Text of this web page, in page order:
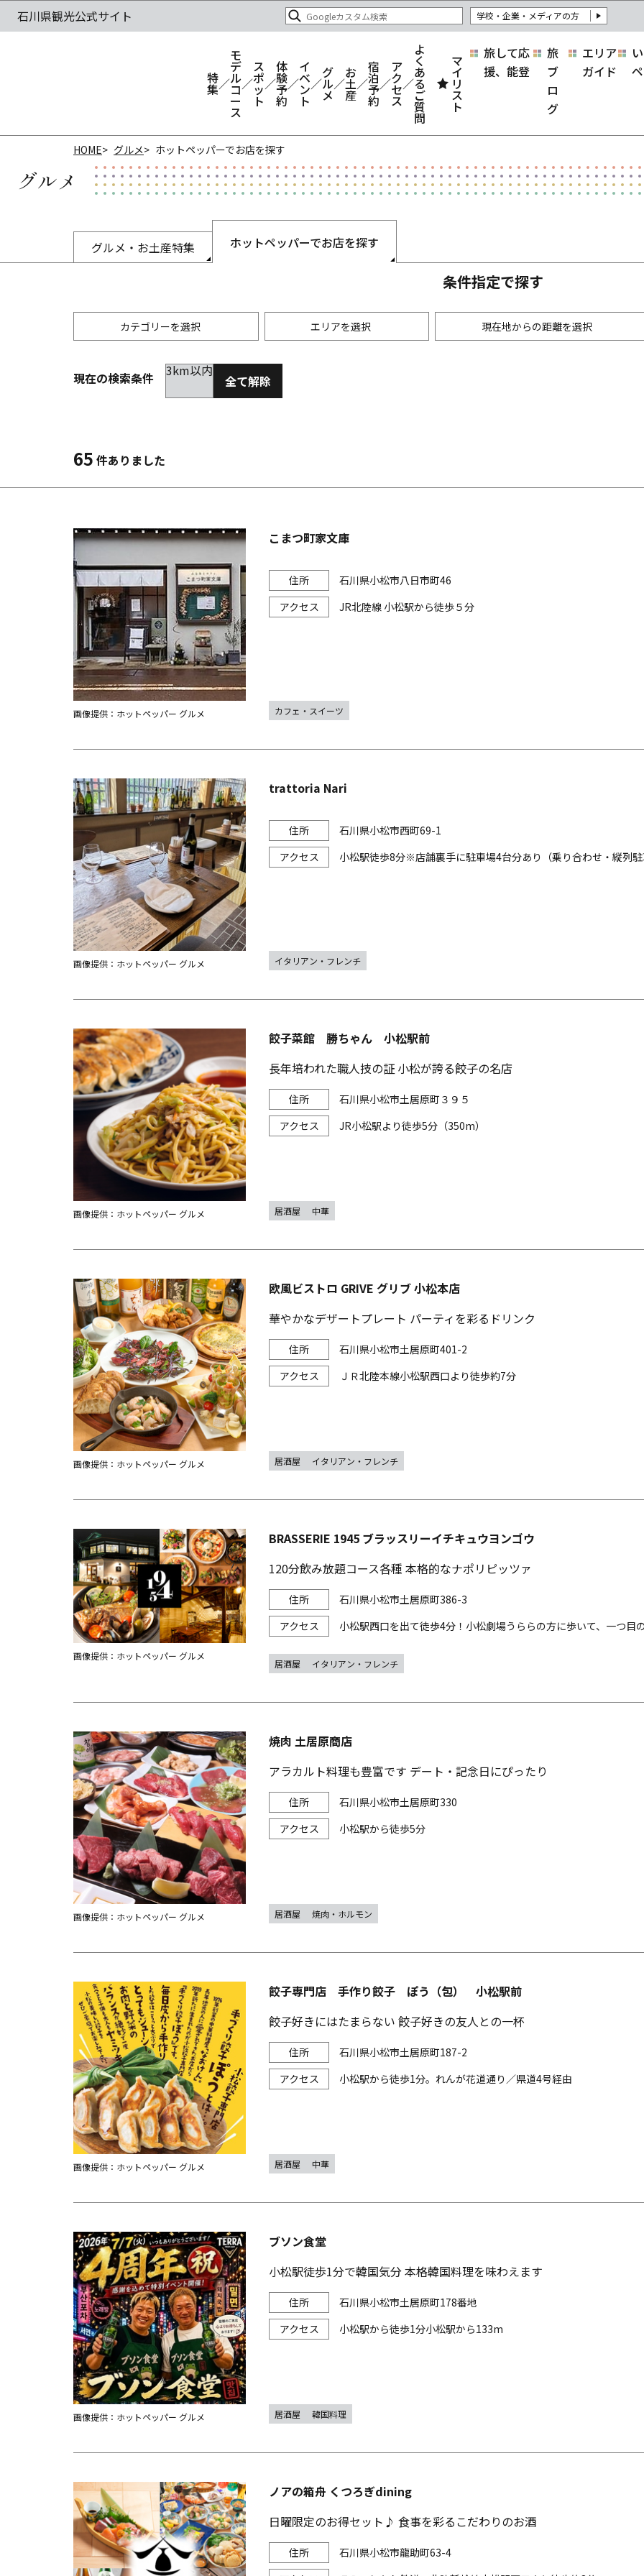
学校・企業・メディアの方
特
集
モ
デ
ル
コ
ー
ス
ス
ポ
ッ
ト
体
験
予
約
イ
ベ
ン
ト
グ
ル
メ
お
土
産
宿
泊
予
約
ア
ク
セ
ス
よ
く
あ
る
ご
質
問
マ
イ
リ
ス
ト
旅して応
援、能登
旅
ブ
ロ
グ
エリア
ガイド
HOME グルメ ホットペッパーでお店を探す
グルメ
グルメ・お土産特集 ホットペッパーでお店を探す
条件指定で探す
カテゴリーを選択 エリアを選択 現在地からの距離を選択
居酒屋
韓国料理
金沢(片町･香林坊･にし茶屋周辺)
金沢市他・野々市・白山・内灘
未選択
現在の検索条件 3km以内
全て解除
65 件ありました
こまつ町家文庫
石川県小松市八日市町46
JR北陸線 小松駅から徒歩５分
画像提供：ホットペッパー グルメ カフェ・スイーツ
trattoria Nari
石川県小松市西町69-1
小松駅徒歩8分※店舗裏手に駐車場4台分あり（乗り合わせ・縦列駐
画像提供：ホットペッパー グルメ イタリアン・フレンチ
餃子菜館 勝ちゃん 小松駅前
長年培われた職人技の証 小松が誇る餃子の名店
石川県小松市土居原町３９５
JR小松駅より徒歩5分（350m）
画像提供：ホットペッパー グルメ 居酒屋 中華
欧風ビストロ GRIVE グリブ 小松本店
華やかなデザートプレート パーティを彩るドリンク
石川県小松市土居原町401-2
ＪＲ北陸本線小松駅西口より徒歩約7分
画像提供：ホットペッパー グルメ 居酒屋 イタリアン・フレンチ
BRASSERIE 1945 ブラッスリーイチキュウヨンゴウ
120分飲み放題コース各種 本格的なナポリピッツァ
石川県小松市土居原町386-3
小松駅西口を出て徒歩4分！小松劇場うららの方に歩いて、一つ目
画像提供：ホットペッパー グルメ
居酒屋 イタリアン・フレンチ
焼肉 土居原商店
アラカルト料理も豊富です デート・記念日にぴったり
石川県小松市土居原町330
小松駅から徒歩5分
画像提供：ホットペッパー グルメ 居酒屋 焼肉・ホルモン
餃子専門店 手作り餃子 ぽう（包） 小松駅前
餃子好きにはたまらない 餃子好きの友人との一杯
石川県小松市土居原町187-2
小松駅から徒歩1分。れんが花道通り／県道4号経由
画像提供：ホットペッパー グルメ 居酒屋 中華
ブソン食堂
小松駅徒歩1分で韓国気分 本格韓国料理を味わえます
石川県小松市土居原町178番地
小松駅から徒歩1分小松駅から133m
画像提供：ホットペッパー グルメ 居酒屋 韓国料理
ノアの箱舟 くつろぎdining
日曜限定のお得セット♪ 食事を彩るこだわりのお酒
石川県小松市龍助町63-4